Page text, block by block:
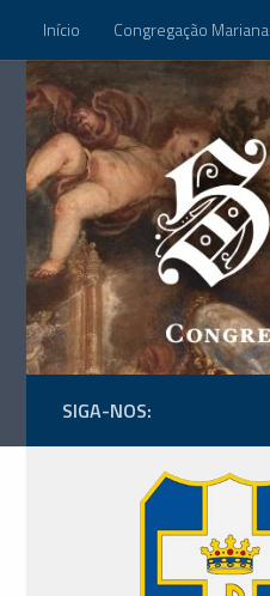
Início Congregação Mariana
SIGA-NOS: